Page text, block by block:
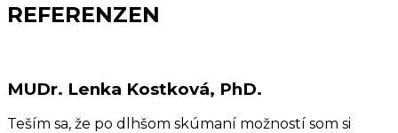
REFERENZEN
MUDr. Lenka Kostková, PhD.
Teším sa, že po dlhšom skúmaní možností som si